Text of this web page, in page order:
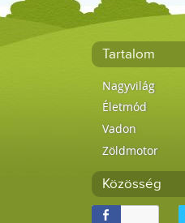
Tartalom
Nagyvilág
Életmód
Vadon
Zöldmotor
Közösség